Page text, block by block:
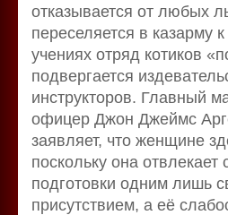
отказывается от любых
переселяется в казарму
учениях отряд котиков
подвергается
инструкторов. Главный
офицер Джон Джеймс
заявляет, что женщине
поскольку она отвлекает
подготовки одним лишь
присутствием, а её